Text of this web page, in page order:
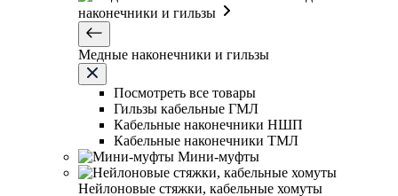
наконечники и гильзы
Медные наконечники и гильзы
Посмотреть все товары
Гильзы кабельные ГМЛ
Кабельные наконечники НШП
Кабельные наконечники ТМЛ
Мини-муфты
Нейлоновые стяжки, кабельные хомуты